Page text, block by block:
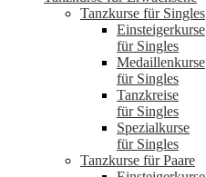
Tanzkurse für Singles
Einsteigerkurse
für Singles
Medaillenkurse
für Singles
Tanzkreise
für Singles
Spezialkurse
für Singles
Tanzkurse für Paare